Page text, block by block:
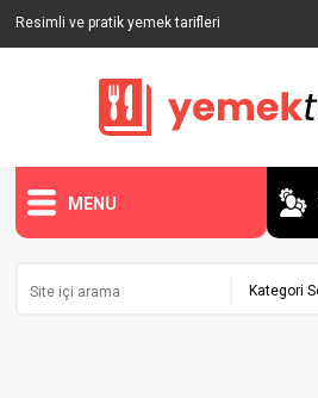
Resimli ve pratik yemek tarifleri
MENU